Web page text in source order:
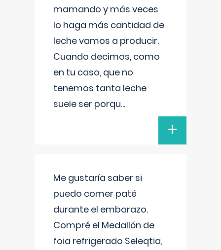
mamando y más veces
lo haga más cantidad de
leche vamos a producir.
Cuando decimos, como
en tu caso, que no
tenemos tanta leche
suele ser porqu...
+
Me gustaría saber si
puedo comer paté
durante el embarazo.
Compré el Medallón de
foia refrigerado Seleqtia,